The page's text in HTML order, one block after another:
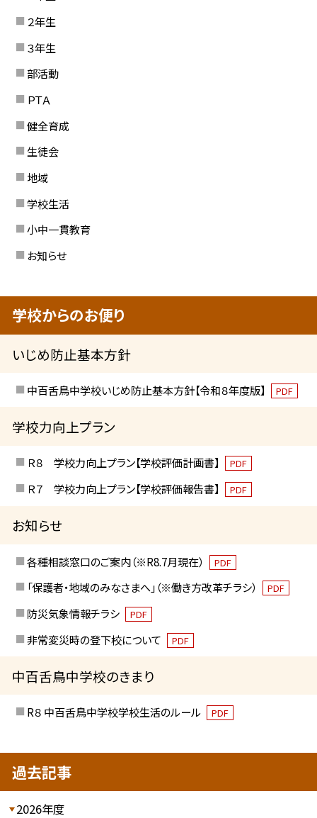
２年生
３年生
部活動
ＰＴＡ
健全育成
生徒会
地域
学校生活
小中一貫教育
お知らせ
学校からのお便り
いじめ防止基本方針
中百舌鳥中学校いじめ防止基本方針【令和８年度版】 PDF
学校力向上プラン
Ｒ８ 学校力向上プラン【学校評価計画書】 PDF
Ｒ７ 学校力向上プラン【学校評価報告書】 PDF
お知らせ
各種相談窓口のご案内（※R8.7月現在） PDF
「保護者・地域のみなさまへ」（※働き方改革チラシ） PDF
防災気象情報チラシ PDF
非常変災時の登下校について PDF
中百舌鳥中学校のきまり
R８ 中百舌鳥中学校学校生活のルール PDF
過去記事
2026年度